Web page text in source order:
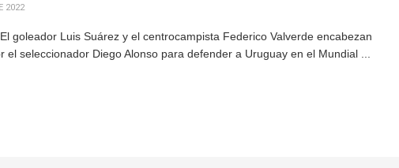
2022
goleador Luis Suárez y el centrocampista Federico Valverde encabezan
el seleccionador Diego Alonso para defender a Uruguay en el Mundial ...